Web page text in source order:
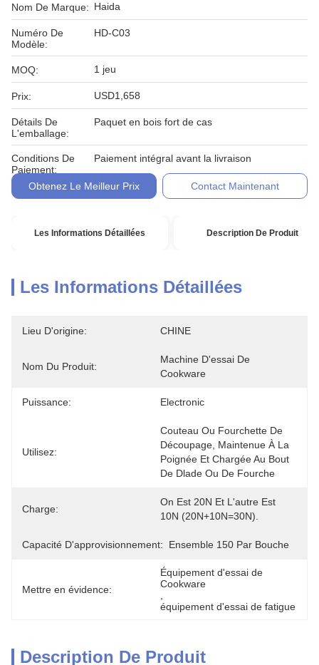
Nom De Marque: Haida
Numéro De
Modèle:
HD-C03
MOQ: 1 jeu
Prix: USD1,658
Détails De
L'emballage:
Paquet en bois fort de cas
Conditions De
Paiement:
Paiement intégral avant la livraison
Obtenez Le Meilleur Prix Contact Maintenant
Les Informations Détaillées Description De Produit
Les Informations Détaillées
Lieu D'origine: CHINE
Nom Du Produit:
Machine D'essai De
Cookware
Puissance: Electronic
Utilisez:
Couteau Ou Fourchette De
Découpage, Maintenue À La
Poignée Et Chargée Au Bout
De Dlade Ou De Fourche
Charge:
On Est 20N Et L'autre Est
10N (20N+10N=30N).
Capacité D'approvisionnement: Ensemble 150 Par Bouche
Mettre en évidence:
Équipement d'essai de
Cookware
équipement d'essai de fatigue
Description De Produit